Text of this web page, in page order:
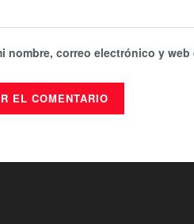
nombre, correo electrónico y